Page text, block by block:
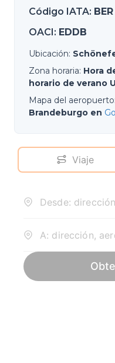
Código IATA: BER
OACI: EDDB
Ubicación:
Zona horaria: Hora
horario de verano
Mapa del aeropuerto
Brandeburgo en